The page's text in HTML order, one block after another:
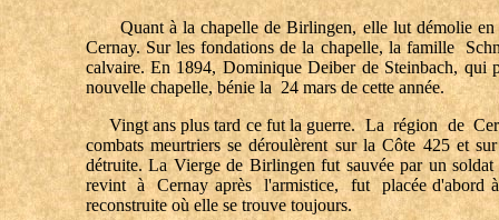
Quant à la chapelle de Birlingen, elle lut démolie en
Cernay. Sur les fondations de la chapelle, la famille
calvaire. En 1894, Dominique Deiber de Steinbach,
nouvelle chapelle, bénie la 24 mars de cette année.
Vingt ans plus tard ce fut la guerre. La région de
combats meurtriers se déroulèrent sur la Côte 425 et
détruite. La Vierge de Birlingen fut sauvée par un
revint à Cernay après l'armistice, fut placée d'abord à
reconstruite où elle se trouve toujours.